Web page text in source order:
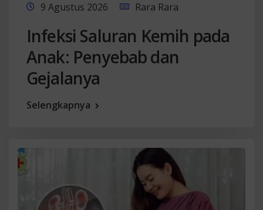
9 Agustus 2026 Rara Rara
Infeksi Saluran Kemih pada
Anak: Penyebab dan
Gejalanya
Selengkapnya